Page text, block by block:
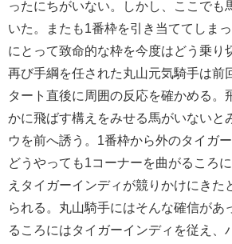
ったにちがいない。しかし、ここでも
いた。またも1番枠を引き当ててしま
にとって致命的な枠を今度はどう乗り
再び手綱を任された丸山元気騎手は前
タート直後に周囲の反応を確かめる。
かに飛ばす構えをみせる馬がいないと
ウを前へ誘う。1番枠から外のタイガ
どうやっても1コーナーを曲がるころ
えタイガーインディが競りかけにきた
られる。丸山騎手にはそんな確信があ
るころにはタイガーインディを従え、